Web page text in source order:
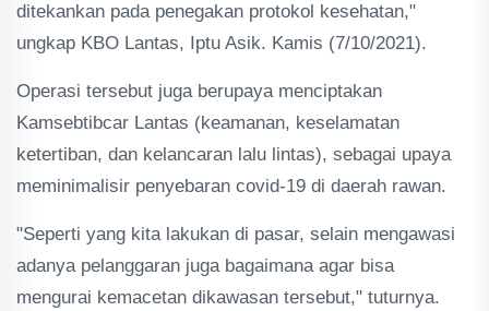
ditekankan pada penegakan protokol kesehatan,"
ungkap KBO Lantas, Iptu Asik. Kamis (7/10/2021).
Operasi tersebut juga berupaya menciptakan
Kamsebtibcar Lantas (keamanan, keselamatan
ketertiban, dan kelancaran lalu lintas), sebagai upaya
meminimalisir penyebaran covid-19 di daerah rawan.
"Seperti yang kita lakukan di pasar, selain mengawasi
adanya pelanggaran juga bagaimana agar bisa
mengurai kemacetan dikawasan tersebut," tuturnya.